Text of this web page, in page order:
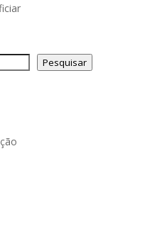
Pesquisar